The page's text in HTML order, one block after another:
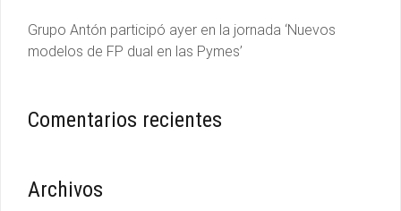
Grupo Antón participó ayer en la jornada ‘Nuevos
modelos de FP dual en las Pymes’
Comentarios recientes
Archivos